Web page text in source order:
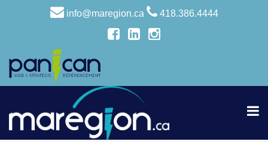
info@maregion.ca 418.386.4444